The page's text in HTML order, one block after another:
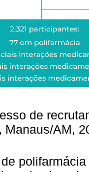
de
Manaus/AM,